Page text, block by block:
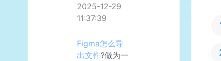
2025-12-29
11:37:39
Figma怎么导
出文件?做为一